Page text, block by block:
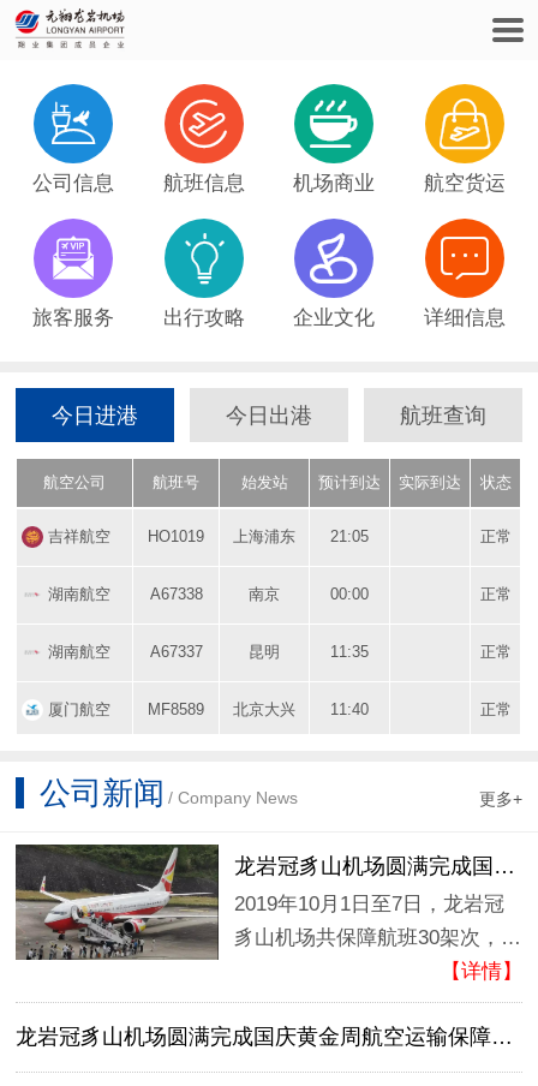

公司信息

航班信息

机场商业

航空货运

旅客服务

出行攻略

企业文化

详细信息
今日进港 今日出港 航班查询
航空公司 航班号 始发站 预计到达 实际到达 状态
吉祥航空 HO1019 上海浦东 21:05 正常
湖南航空 A67338 南京 00:00 正常
湖南航空 A67337 昆明 11:35 正常
厦门航空 MF8589 北京大兴 11:40 正常
公司新闻 / Company News 更多+
龙岩冠豸山机场圆满完成国庆
2019年10月1日至7日，龙岩冠
豸山机场共保障航班30架次，旅
客吞吐量3600人次，货邮吞吐量
5.3吨。黄金周期间，机场运行
安全平稳，未发生不安全事件和
服务...
【详情】
龙岩冠豸山机场圆满完成国庆黄金周航空运输保障工